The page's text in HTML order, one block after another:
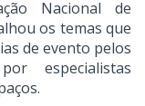
Nacional de
os temas que
de evento pelos
especialistas